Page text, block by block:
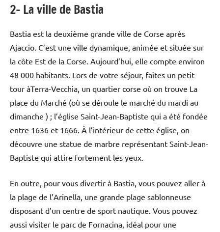
2- La ville de Bastia
Bastia est la deuxième grande ville de Corse après
Ajaccio. C’est une ville dynamique, animée et située sur
la côte Est de la Corse. Aujourd’hui, elle compte environ
48 000 habitants. Lors de votre séjour, faites un petit
tour àTerra-Vecchia, un quartier corse où on trouve La
place du Marché (où se déroule le marché du mardi au
dimanche ) ; l’église Saint-Jean-Baptiste qui a été fondée
entre 1636 et 1666. À l’intérieur de cette église, on
découvre une statue de marbre représentant Saint-Jean-
Baptiste qui attire fortement les yeux.
En outre, pour vous divertir à Bastia, vous pouvez aller à
la plage de l’Arinella, une grande plage sablonneuse
disposant d’un centre de sport nautique. Vous pouvez
aussi visiter le parc de Fornacina, idéal pour une